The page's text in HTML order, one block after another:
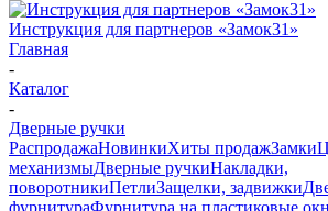
Инструкция для партнеров «Замок31»
Главная
-
Каталог
-
Дверные ручки
РаспродажаНовинкиХиты продажЗамки
механизмыДверные ручкиНакладки,
поворотникиПетлиЗащелки, задвижки
фурнитураФурнитура на пластиковые